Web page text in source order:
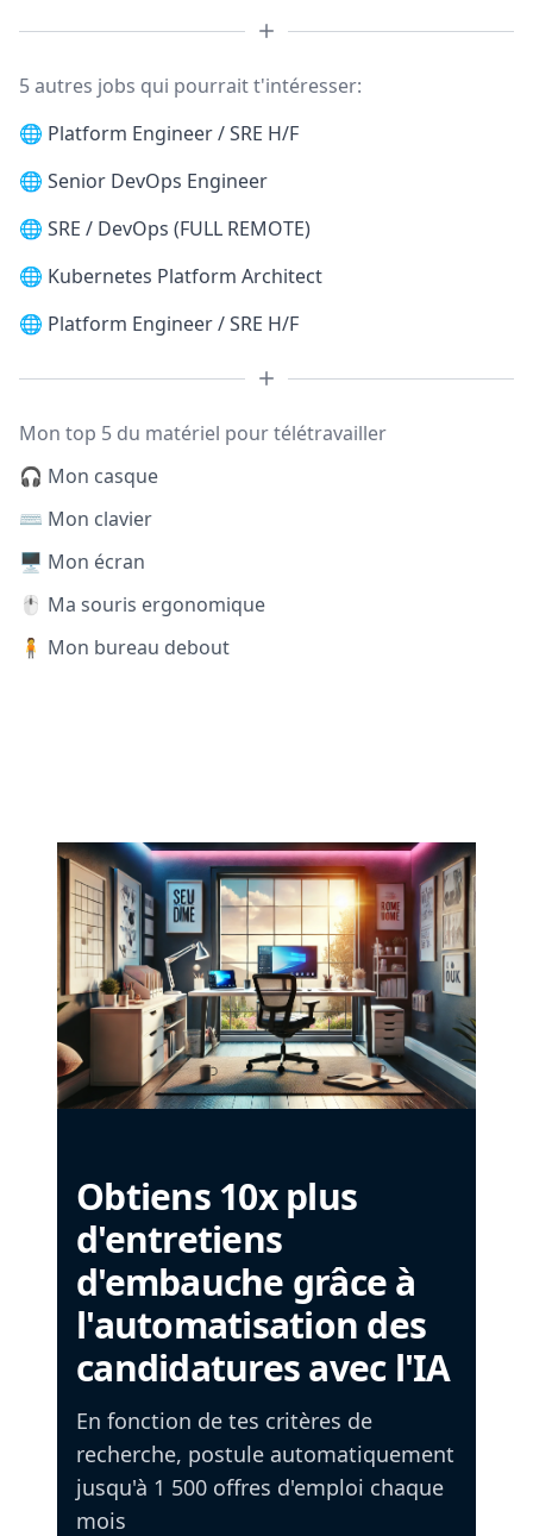
5 autres jobs qui pourrait t'intéresser:
🌐 Platform Engineer / SRE H/F
🌐 Senior DevOps Engineer
🌐 SRE / DevOps (FULL REMOTE)
🌐 Kubernetes Platform Architect
🌐 Platform Engineer / SRE H/F
Mon top 5 du matériel pour télétravailler
🎧 Mon casque
⌨️ Mon clavier
🖥️ Mon écran
🖱️ Ma souris ergonomique
🧍 Mon bureau debout
Obtiens 10x plus
d'entretiens
d'embauche grâce à
l'automatisation des
candidatures avec l'IA
En fonction de tes critères de
recherche, postule automatiquement
jusqu'à 1 500 offres d'emploi chaque
mois